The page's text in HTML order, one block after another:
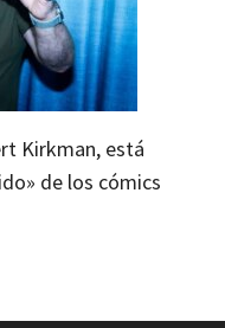
Kirkman, está
de los cómics